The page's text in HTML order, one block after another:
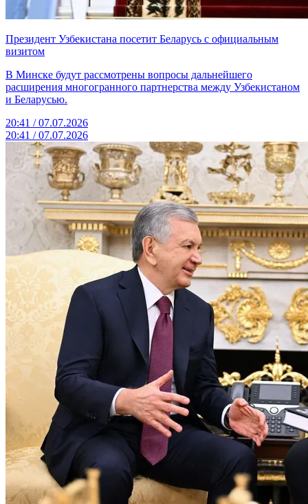
Президент Узбекистана посетит Беларусь с официальным
визитом
В Минске будут рассмотрены вопросы дальнейшего
расширения многогранного партнерства между Узбекистаном
и Беларусью.
20:41 / 07.07.2026
20:41 / 07.07.2026